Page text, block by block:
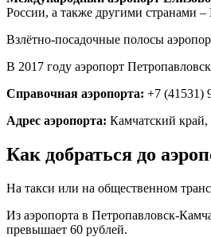
России, а также другими
Взлётно-посадочные полосы
В 2017 году аэропорт
Справочная аэропорта: +7 (41531)
Адрес аэропорта: Камчатский край,
Как добраться до
На такси или на общественном
Из аэропорта в Петропавловск-
превышает 60 рублей.